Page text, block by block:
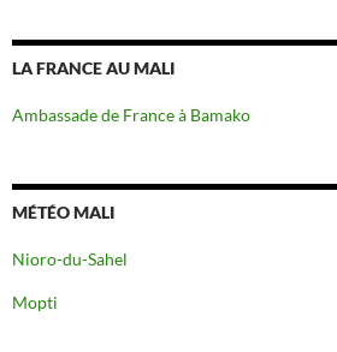
LA FRANCE AU MALI
Ambassade de France à Bamako
MÉTÉO MALI
Nioro-du-Sahel
Mopti